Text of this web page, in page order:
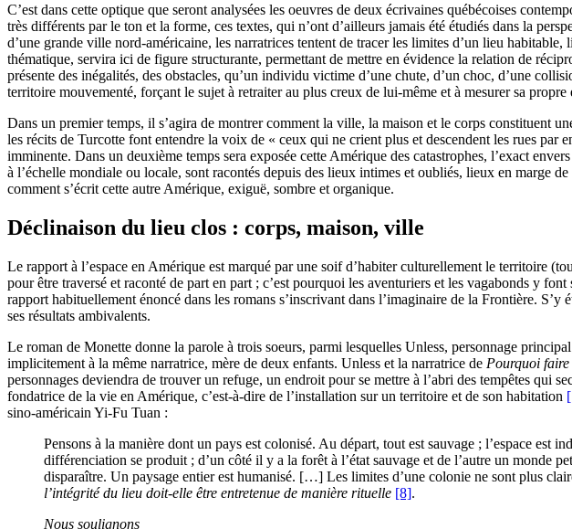
C’est dans cette optique que seront analysées les oeuvres de deux écrivaines québécoises
très différents par le ton et la forme, ces textes, qui n’ont d’ailleurs jamais été étudiés dans la
d’une grande ville nord-américaine, les narratrices tentent de tracer les limites d’un lieu
thématique, servira ici de figure structurante, permettant de mettre en évidence la relation de
présente des inégalités, des obstacles, qu’un individu victime d’une chute, d’un choc, d’une
territoire mouvementé, forçant le sujet à retraiter au plus creux de lui-même et à mesurer sa propre
Dans un premier temps, il s’agira de montrer comment la ville, la maison et le corps constituent
les récits de Turcotte font entendre la voix de « ceux qui ne crient plus et descendent les rues par
imminente. Dans un deuxième temps sera exposée cette Amérique des catastrophes, l’exact
à l’échelle mondiale ou locale, sont racontés depuis des lieux intimes et oubliés, lieux en marge
comment s’écrit cette autre Amérique, exiguë, sombre et organique.
Déclinaison du lieu clos : corps, maison, ville
Le rapport à l’espace en Amérique est marqué par une soif d’habiter culturellement le territoire
pour être traversé et raconté de part en part ; c’est pourquoi les aventuriers et les vagabonds y
rapport habituellement énoncé dans les romans s’inscrivant dans l’imaginaire de la Frontière.
ses résultats ambivalents.
Le roman de Monette donne la parole à trois soeurs, parmi lesquelles Unless, personnage
implicitement à la même narratrice, mère de deux enfants. Unless et la narratrice de Pourquoi faire
personnages deviendra de trouver un refuge, un endroit pour se mettre à l’abri des tempêtes qui
fondatrice de la vie en Amérique, c’est-à-dire de l’installation sur un territoire et de son habitation
sino-américain Yi-Fu Tuan :
Pensons à la manière dont un pays est colonisé. Au départ, tout est sauvage ; l’espace
différenciation se produit ; d’un côté il y a la forêt à l’état sauvage et de l’autre un
disparaître. Un paysage entier est humanisé. […] Les limites d’une colonie ne sont plus
l’intégrité du lieu doit-elle être entretenue de manière rituelle [8].
Nous soulignons